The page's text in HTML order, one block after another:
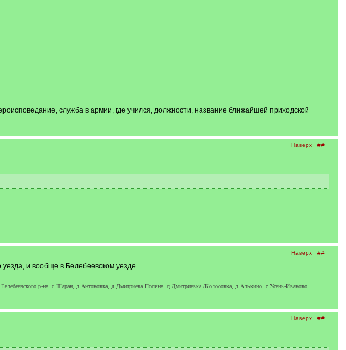
служба в армии, где учился, должности, название ближайшей приходской
Наверх ##
Наверх ##
и вообще в Белебеевском уезде.
р-на, c.Шаран, д.Антоновка, д.Дмитриева Поляна, д.Дмитриевка /Колосовка, д.Алькино, с.Усень-Иваново,
Наверх ##